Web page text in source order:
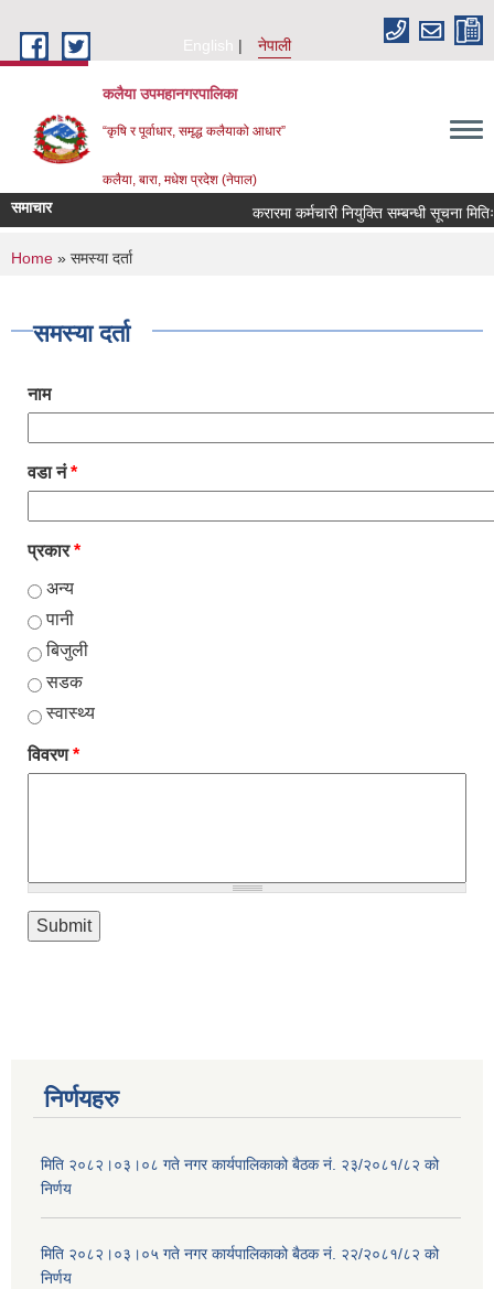
English
नेपाली
कलैया उपमहानगरपालिका
“कृषि र पूर्वाधार, समृद्ध कलैयाको आधार”
कलैया, बारा, मधेश प्रदेश (नेपाल)
समाचार करारमा कर्मचारी नियुक्ति सम्बन्धी सूचना
You are here
Home » समस्या दर्ता
समस्या दर्ता
नाम
वडा नं*
प्रकार*
अन्य
पानी
बिजुली
सडक
स्वास्थ्य
विवरण*
निर्णयहरु
मिति २०८२।०३।०८ गते नगर कार्यपालिकाको बैठक नं. २३/२०८१/८२ को
निर्णय
मिति २०८२।०३।०५ गते नगर कार्यपालिकाको बैठक नं. २२/२०८१/८२ को
निर्णय